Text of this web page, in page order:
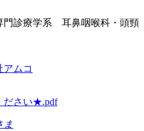
門診療学系 耳鼻咽喉科・頭頸
アムコ
ださい★.pdf
ま